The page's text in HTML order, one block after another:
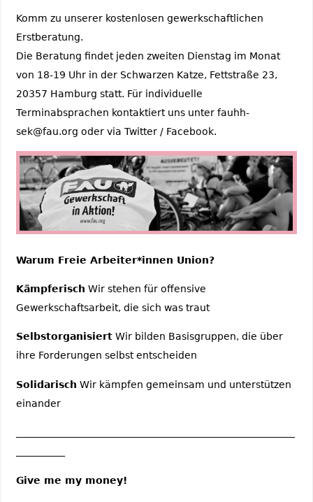
Komm zu unserer kostenlosen gewerkschaftlichen
Erstberatung.
Die Beratung findet jeden zweiten Dienstag im Monat
von 18-19 Uhr in der Schwarzen Katze, Fettstraße 23,
20357 Hamburg statt. Für individuelle
Terminabsprachen kontaktiert uns unter fauhh-
sek@fau.org oder via Twitter / Facebook.
Warum Freie Arbeiter*innen Union?
Kämpferisch Wir stehen für offensive
Gewerkschaftsarbeit, die sich was traut
SelbstorganisiertWir bilden Basisgruppen, die über
ihre Forderungen selbst entscheiden
Solidarisch Wir kämpfen gemeinsam und unterstützen
einander
Give me my money!